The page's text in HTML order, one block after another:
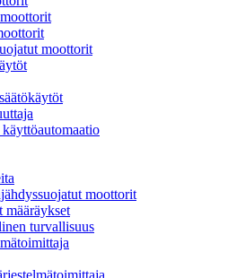
moottorit
moottorit
määräykset
turvallisuus